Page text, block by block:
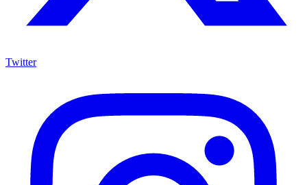
Twitter